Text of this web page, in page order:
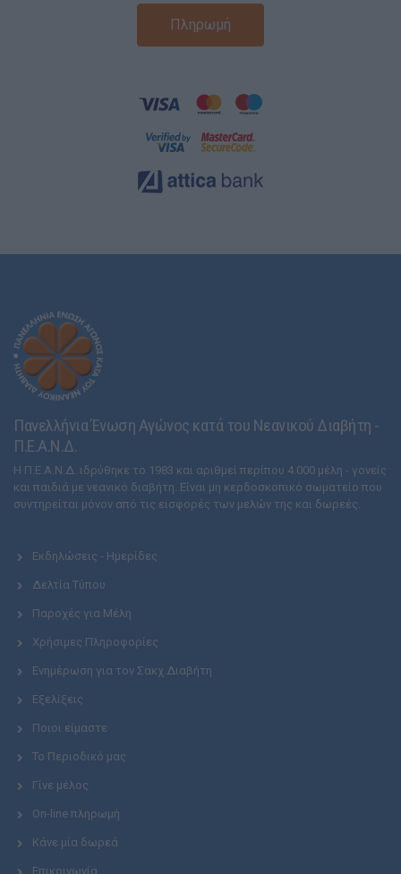
Πανελλήνια Ένωση Αγώνος κατά του Νεανικού Διαβήτη -
Π.Ε.Α.Ν.Δ.
Η Π.Ε.Α.Ν.Δ. ιδρύθηκε το 1983 και αριθμεί περίπου 4.000 μέλη - γονείς
και παιδιά με νεανικό διαβήτη. Είναι μη κερδοσκοπικό σωματείο που
συντηρείται μόνον από τις εισφορές των μελών της και δωρεές.
Εκδηλώσεις - Ημερίδες
Δελτία Τύπου
Παροχές για Μέλη
Χρήσιμες Πληροφορίες
Ενημέρωση για τον Σακχ.Διαβήτη
Εξελίξεις
Ποιοι είμαστε
Το Περιοδικό μας
Γίνε μέλος
On-line πληρωμή
Κάνε μία δωρεά
Επικοινωνία